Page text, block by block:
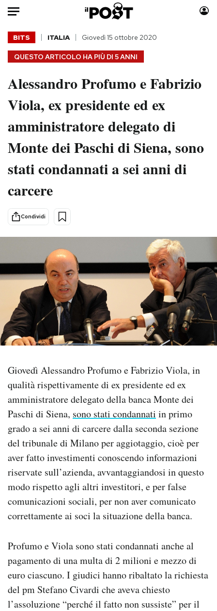
Auto
HOME
Italia
Politica
Tecnologia
Scienza
Cultura
Sport
Moda
Consumismi
Storie/Idee
Ok Boomer!
Media
Europa
PODCAST
NEWSLETTER
I MIEI PREFERITI
SHOP
AREA PERSONALE
Area Personale
Newsletter
Notifiche mobile
Regala il Post
Hai bisogno di aiuto?
QUESTO ARTICOLO HA PIÙ DI 5 ANNI
BITS ITALIA Giovedì 15 ottobre 2020
Alessandro Profumo e Fabrizio
Viola, ex presidente ed ex
amministratore delegato di
Monte dei Paschi di Siena, sono
stati condannati a sei anni di
carcere
Condividi
Giovedì Alessandro Profumo e Fabrizio Viola, in
qualità rispettivamente di ex presidente ed ex
amministratore delegato della banca Monte dei
Paschi di Siena, sono stati condannati in primo
grado a sei anni di carcere dalla seconda sezione
del tribunale di Milano per aggiotaggio, cioè per
aver fatto investimenti conoscendo informazioni
riservate sull’azienda, avvantaggiandosi in questo
modo rispetto agli altri investitori, e per false
comunicazioni sociali, per non aver comunicato
correttamente ai soci la situazione della banca.
Profumo e Viola sono stati condannati anche al
pagamento di una multa di 2 milioni e mezzo di
euro ciascuno. I giudici hanno ribaltato la richiesta
del pm Stefano Civardi che aveva chiesto
l’assoluzione “perché il fatto non sussiste” per il